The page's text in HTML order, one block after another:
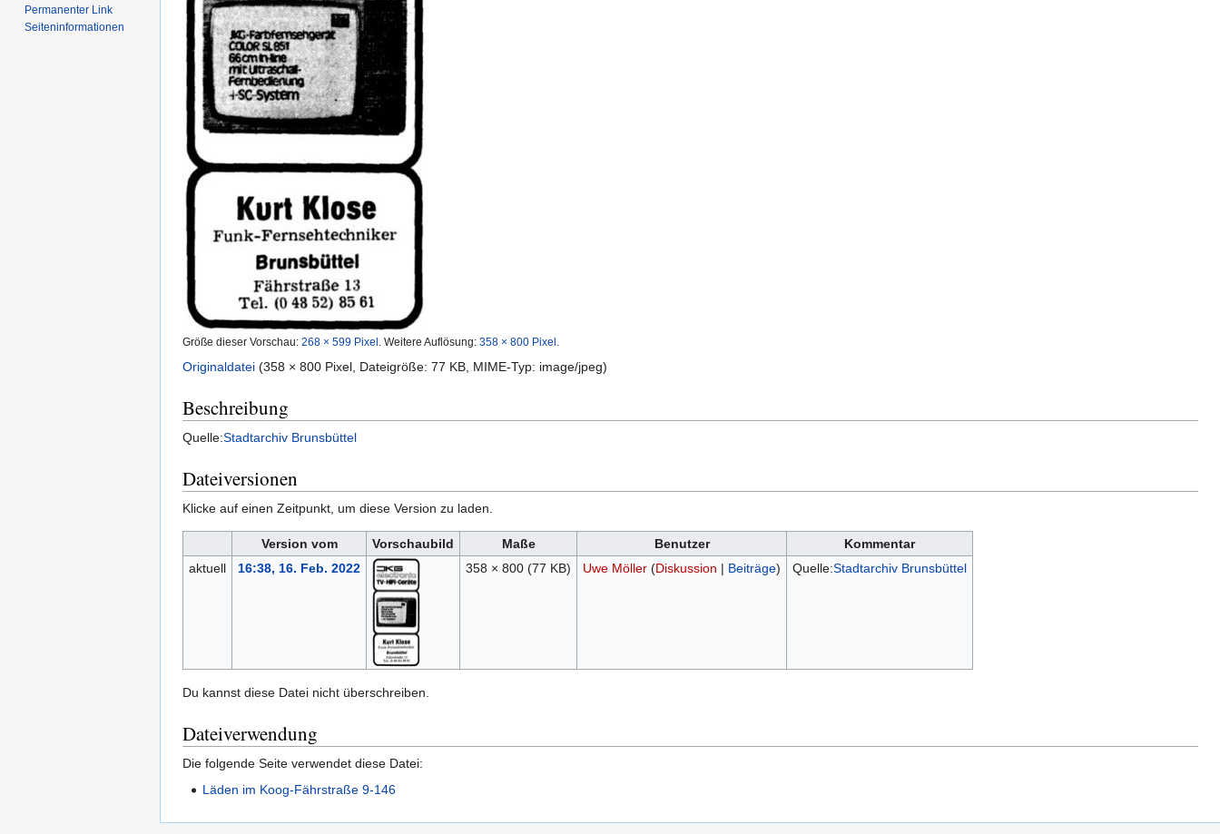
Größe dieser Vorschau: 268 × 599 Pixel Weitere Auflösung: 358 × 800 Pixel
Originaldatei (358 × 800 Pixel, Dateigröße: 77 KB, MIME-Typ: image/jpeg)
Beschreibung
Quelle:Stadtarchiv Brunsbüttel
Dateiversionen
Klicke auf einen Zeitpunkt, um diese Version zu laden.
Version vom Vorschaubild Maße Benutzer
Kommentar
aktuell
16:38, 16. Feb. 2022 358 × 800 (77 KB) Uwe Möller (Diskussion | Beiträge) Quelle:Stadtarchiv Brunsbüttel
Du kannst diese Datei nicht überschreiben.
Dateiverwendung
Die folgende Seite verwendet diese Datei:
Läden im Koog-Fährstraße 9-146
Permanenter Link
Seiten­informationen